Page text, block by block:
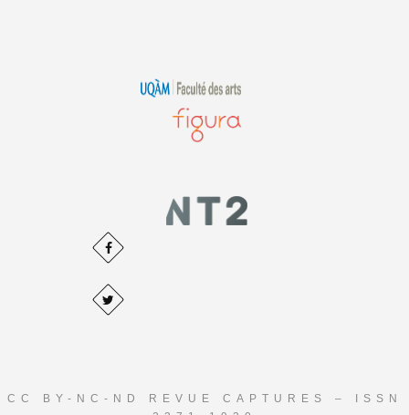
CC BY-NC-ND REVUE CAPTURES – ISSN